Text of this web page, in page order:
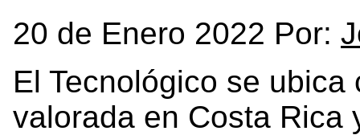
20 de Enero 2022 Por:
El Tecnológico se
valorada en Costa Rica